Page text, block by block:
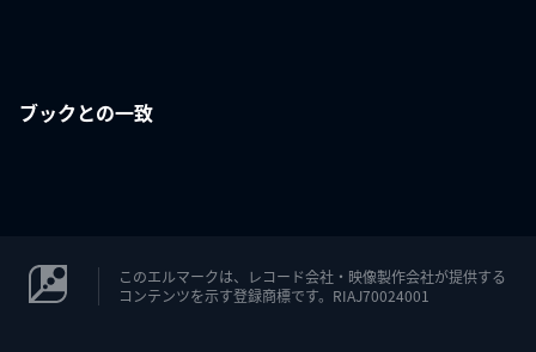
ブックとの一致
このエルマークは、レコード会社・映像製作会社が提供する
コンテンツを示す登録商標です。RIAJ70024001